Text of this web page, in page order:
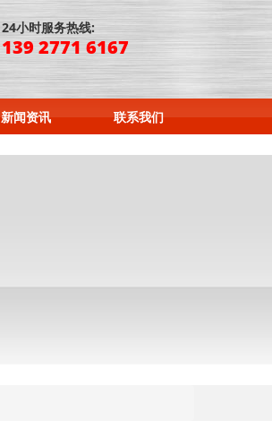
24小时服务热线:
139 2771 6167
新闻资讯 联系我们